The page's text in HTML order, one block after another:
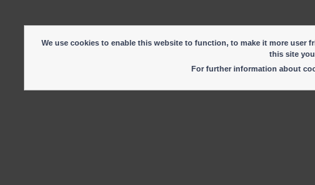
We use cookies to enable this website to function, to make it more
this site
For further information about